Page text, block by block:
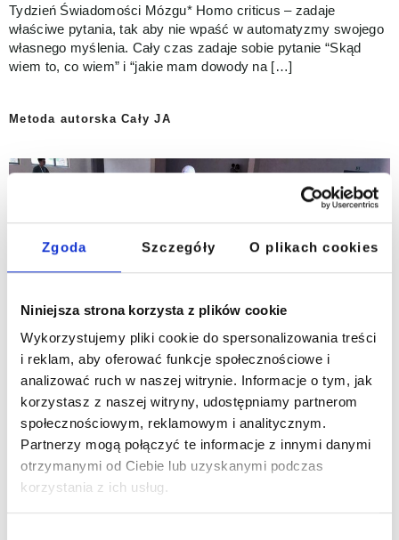
Zgoda Szczegóły O plikach cookies
Niniejsza strona korzysta z plików cookie
Wykorzystujemy pliki cookie do spersonalizowania treści
i reklam, aby oferować funkcje społecznościowe i
analizować ruch w naszej witrynie. Informacje o tym, jak
korzystasz z naszej witryny, udostępniamy partnerom
społecznościowym, reklamowym i analitycznym.
Partnerzy mogą połączyć te informacje z innymi danymi
otrzymanymi od Ciebie lub uzyskanymi podczas
korzystania z ich usług.
Tydzień Świadomości Mózgu* Homo criticus – zadaje
właściwe pytania, tak aby nie wpaść w automatyzmy swojego
własnego myślenia. Cały czas zadaje sobie pytanie “Skąd
wiem to, co wiem” i “jakie mam dowody na […]
Metoda autorska Cały JA
Obóz językowy z Collegem Językowym Metoda – czyli
sprawdzony sposób docierania na szczyt „Rezultatem
informacji i doświadczenia jest metoda. Metoda- czyli
sprawdzony sposób docierania na szczyt.”M.E.Gerber Cały